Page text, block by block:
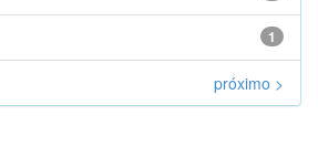
1
próximo >